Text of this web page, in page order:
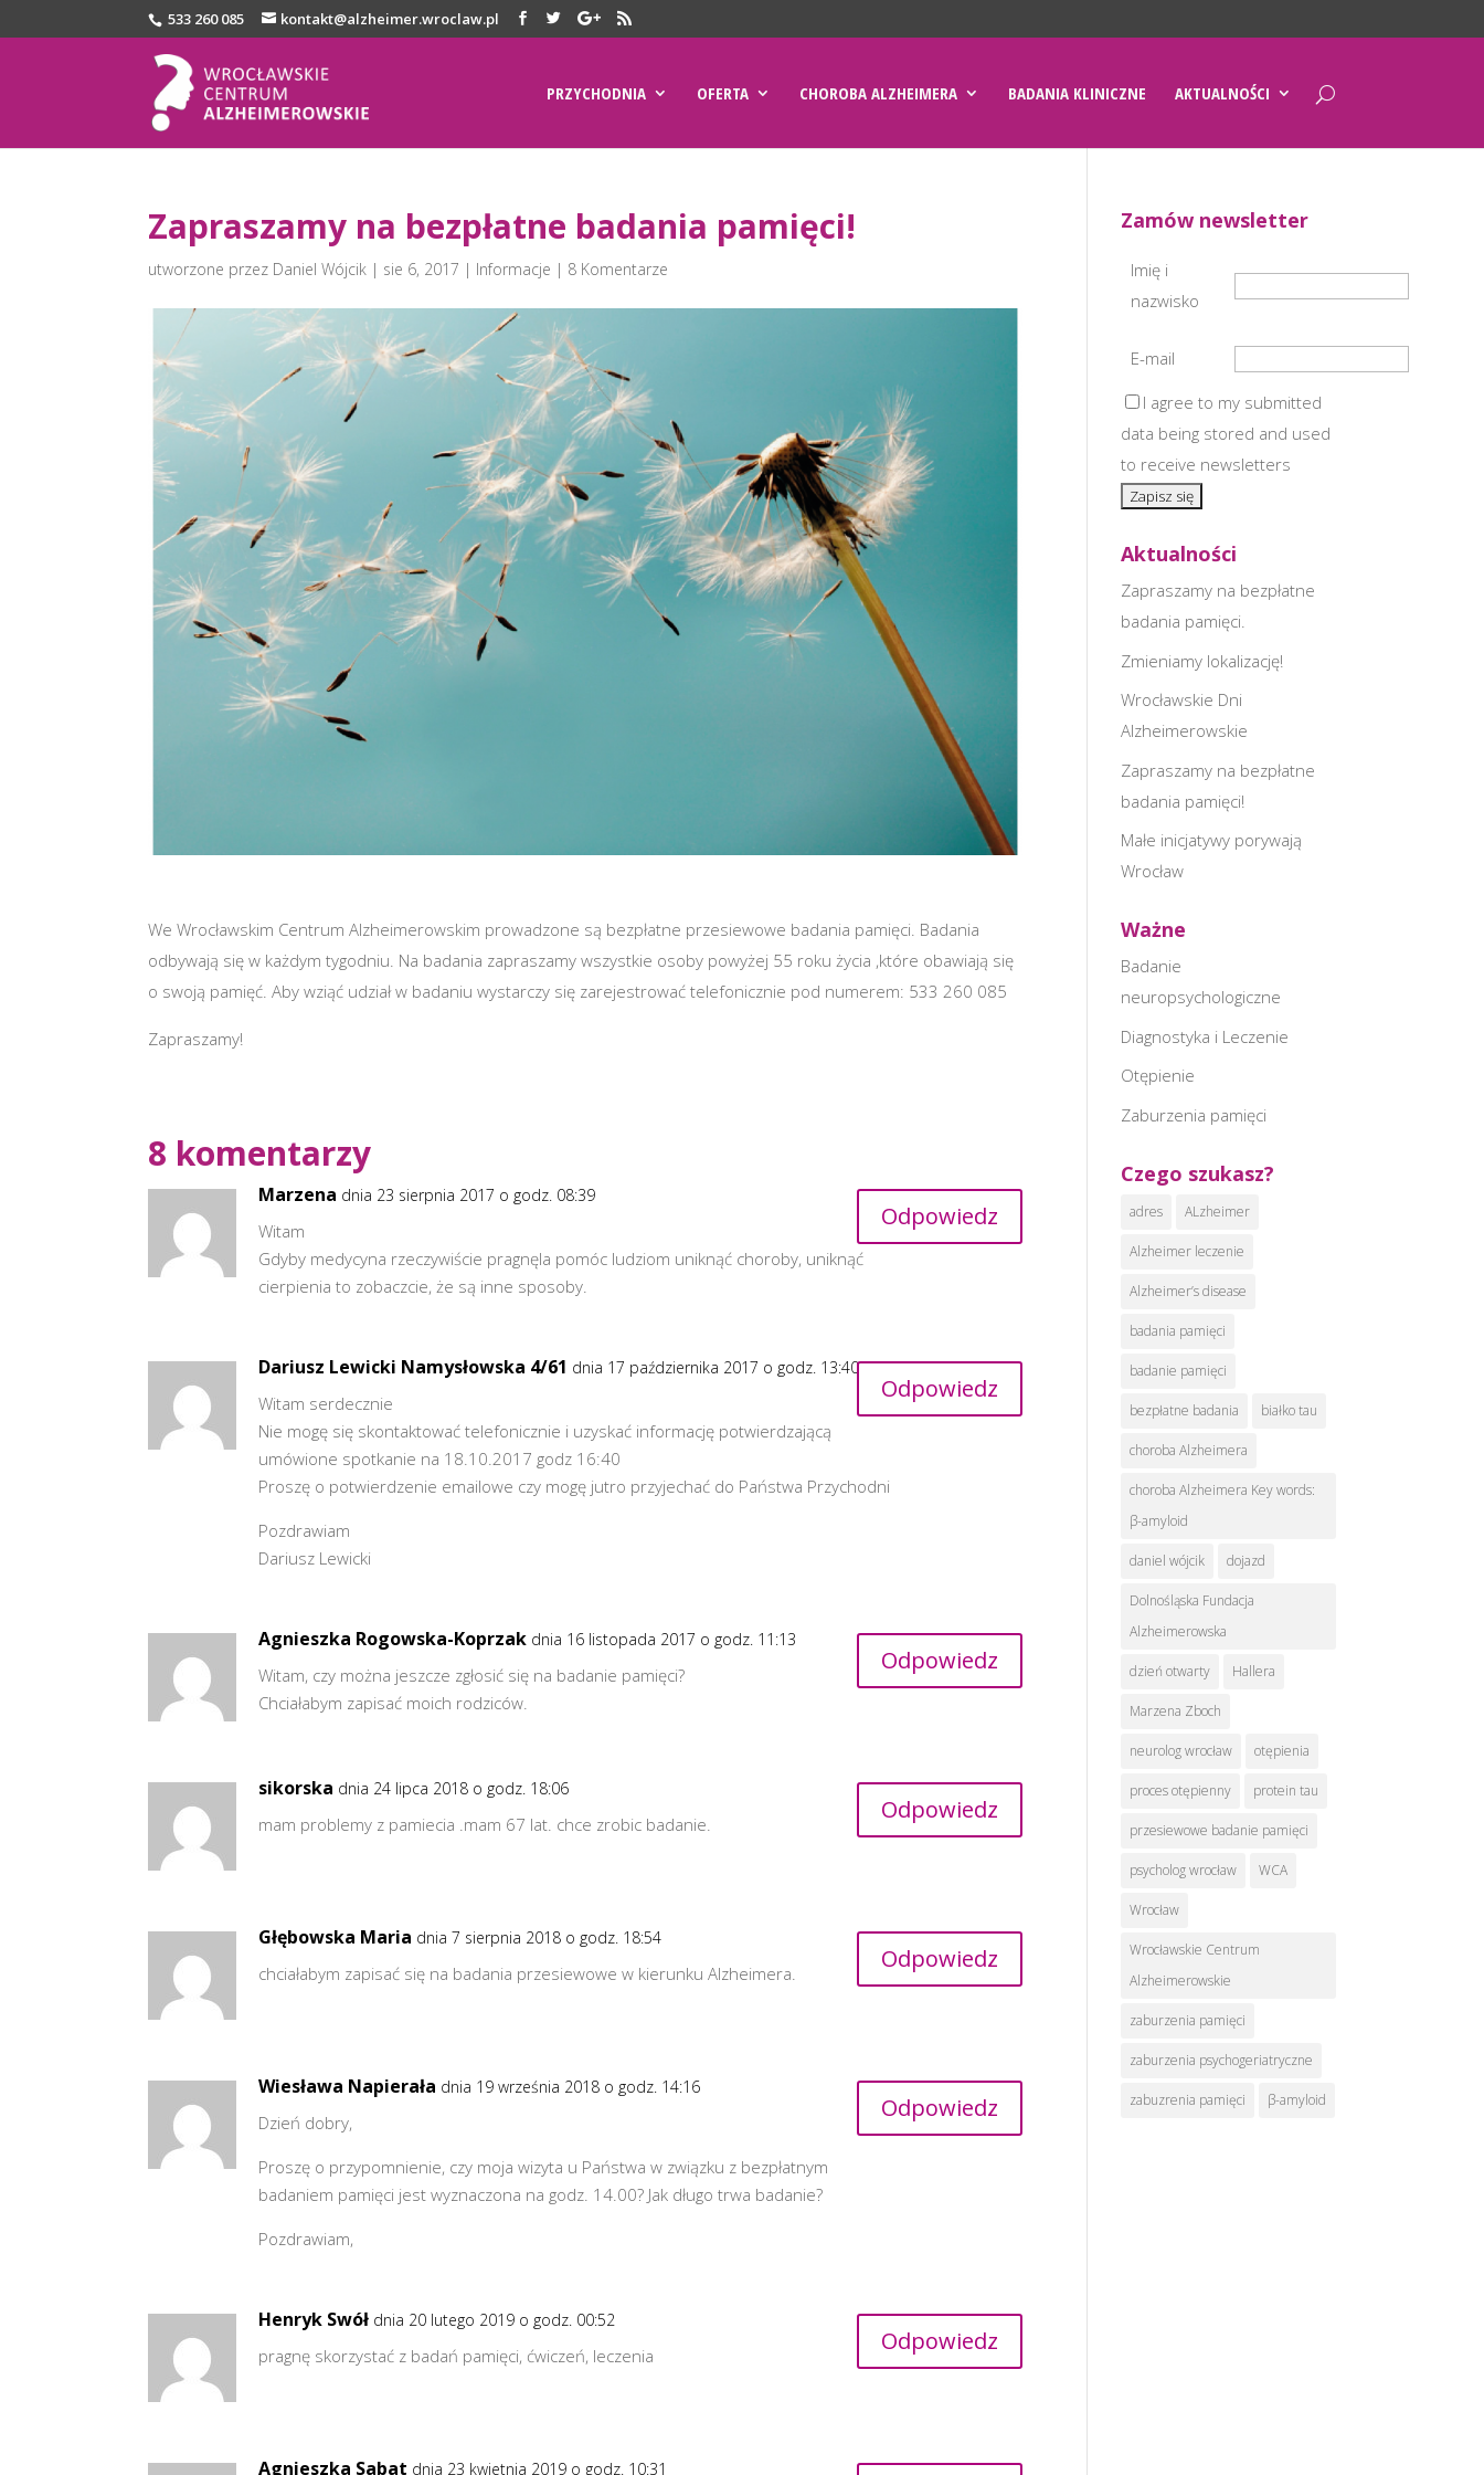
533 260 085 kontakt@alzheimer.wroclaw.pl
PRZYCHODNIA OFERTA CHOROBA ALZHEIMERA BADANIA KLINICZNE AKTUALNOŚCI
Zapraszamy na bezpłatne badania pamięci!
utworzone przez Daniel Wójcik | sie 6, 2017 | Informacje | 8 Komentarze
We Wrocławskim Centrum Alzheimerowskim prowadzone są bezpłatne przesiewowe badania pamięci. Badania
odbywają się w każdym tygodniu. Na badania zapraszamy wszystkie osoby powyżej 55 roku życia ,które obawiają się
o swoją pamięć. Aby wziąć udział w badaniu wystarczy się zarejestrować telefonicznie pod numerem: 533 260 085
Zapraszamy!
8 komentarzy
Marzena dnia 23 sierpnia 2017 o godz. 08:39
Witam
Gdyby medycyna rzeczywiście pragnęla pomóc ludziom uniknąć choroby, uniknąć
cierpienia to zobaczcie, że są inne sposoby.
Odpowiedz
Dariusz Lewicki Namysłowska 4/61 dnia 17 października 2017 o godz. 13:40
Witam serdecznie
Nie mogę się skontaktować telefonicznie i uzyskać informację potwierdzającą
umówione spotkanie na 18.10.2017 godz 16:40
Proszę o potwierdzenie emailowe czy mogę jutro przyjechać do Państwa Przychodni
Pozdrawiam
Dariusz Lewicki
Odpowiedz
Agnieszka Rogowska-Koprzak dnia 16 listopada 2017 o godz. 11:13
Witam, czy można jeszcze zgłosić się na badanie pamięci?
Chciałabym zapisać moich rodziców.
Odpowiedz
sikorska dnia 24 lipca 2018 o godz. 18:06
mam problemy z pamiecia .mam 67 lat. chce zrobic badanie. Odpowiedz
Głębowska Maria dnia 7 sierpnia 2018 o godz. 18:54
chciałabym zapisać się na badania przesiewowe w kierunku Alzheimera. Odpowiedz
Wiesława Napierała dnia 19 września 2018 o godz. 14:16
Dzień dobry,
Proszę o przypomnienie, czy moja wizyta u Państwa w związku z bezpłatnym
badaniem pamięci jest wyznaczona na godz. 14.00? Jak długo trwa badanie?
Pozdrawiam,
Odpowiedz
Henryk Swół dnia 20 lutego 2019 o godz. 00:52
pragnę skorzystać z badań pamięci, ćwiczeń, leczenia Odpowiedz
Agnieszka Sabat dnia 23 kwietnia 2019 o godz. 10:31
Zamów newsletter
Imię i
nazwisko
E-mail
I agree to my submitted
data being stored and used
to receive newsletters
Aktualności
Zapraszamy na bezpłatne
badania pamięci.
Zmieniamy lokalizację!
Wrocławskie Dni
Alzheimerowskie
Zapraszamy na bezpłatne
badania pamięci!
Małe inicjatywy porywają
Wrocław
Ważne
Badanie
neuropsychologiczne
Diagnostyka i Leczenie
Otępienie
Zaburzenia pamięci
Czego szukasz?
adres ALzheimer
Alzheimer leczenie
Alzheimer’s disease
badania pamięci
badanie pamięci
bezpłatne badania białko tau
choroba Alzheimera
choroba Alzheimera Key words:
β-amyloid
daniel wójcik dojazd
Dolnośląska Fundacja
Alzheimerowska
dzień otwarty Hallera
Marzena Zboch
neurolog wrocław otępienia
proces otępienny protein tau
przesiewowe badanie pamięci
psycholog wrocław WCA
Wrocław
Wrocławskie Centrum
Alzheimerowskie
zaburzenia pamięci
zaburzenia psychogeriatryczne
zabuzrenia pamięci β-amyloid